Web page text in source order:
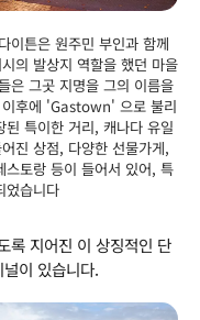
이튼은 원주민 부인과 함께
의 발상지 역할을 했던 마을
은 그곳 지명을 그의 이름을
후에 'Gastown' 으로 불리
특이한 거리, 캐나다 유일
진 상점, 다양한 선물가게,
토랑 등이 들어서 있어, 특
었습니다
록 지어진 이 상징적인 단
이 있습니다.